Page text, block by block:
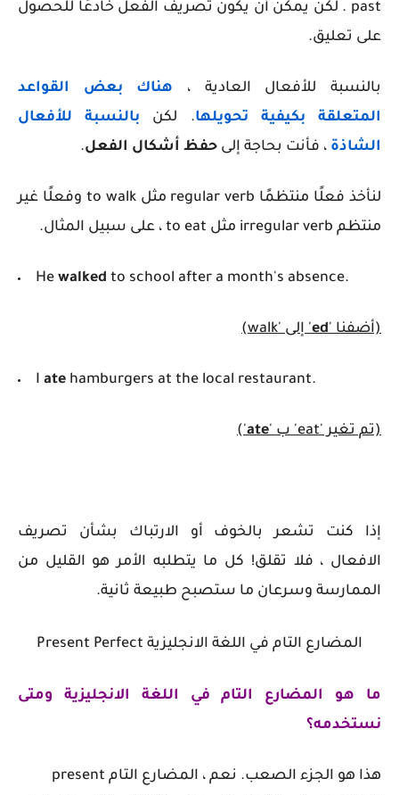
past . لكن يمكن أن يكون تصريف الفعل خادعًا للحصول
على تعليق.
بالنسبة للأفعال العادية ، هناك بعض القواعد
المتعلقة بكيفية تحويلها. لكن بالنسبة للأفعال
الشاذة ، فأنت بحاجة إلى حفظ أشكال الفعل.
لنأخذ فعلًا منتظمًا regular verb
مثل to walk وفعلًا غير
منتظم irregular verb مثل to eat ، على سبيل المثال.
He walked to school after a month's absence.
(أضفنا 'ed' إلى 'walk)
I ate hamburgers at the local restaurant.
(تم تغير 'eat' ب ' ate
')
إذا كنت تشعر بالخوف أو الارتباك بشأن تصريف
الافعال ، فلا تقلق! كل ما يتطلبه الأمر هو القليل من
الممارسة وسرعان ما ستصبح طبيعة ثانية.
المضارع التام في اللغة الانجليزية Present Perfect
ما هو المضارع التام في اللغة الانجليزية ومتى
نستخدمه؟
هذا هو الجزء الصعب. نعم ، المضارع التام present